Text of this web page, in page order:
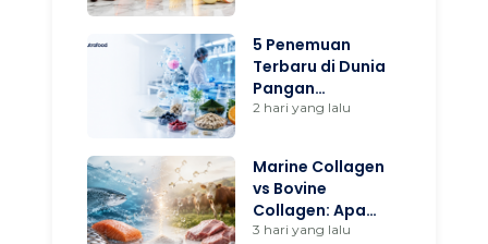
5 Penemuan
Terbaru di Dunia
Pangan
Fungsional yang
2 hari yang lalu
Marine Collagen
vs Bovine
Collagen: Apa
Bedanya dan
3 hari yang lalu